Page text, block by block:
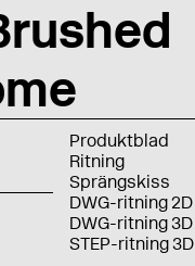
Produktblad
Ritning
Sprängskiss
DWG-ritning 2D
DWG-ritning 3D
STEP-ritning 3D